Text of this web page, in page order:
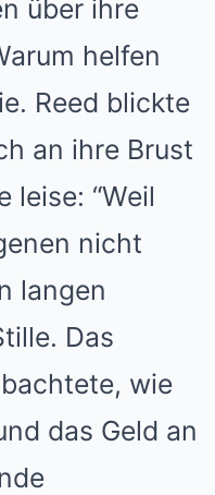
über ihre
helfen
Reed blickte
an ihre Brust
leise: “Weil
nicht
langen
Das
wie
das Geld an